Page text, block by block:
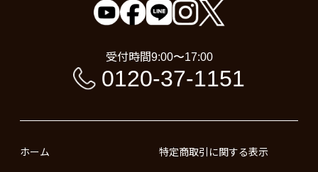
受付時間9:00〜17:00
0120-37-1151
ホーム 特定商取引に関する表示